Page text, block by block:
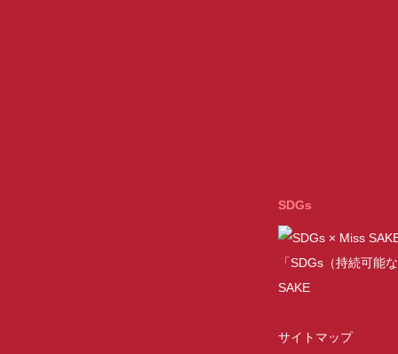
SDGs
「SDGs（持続可能
SAKE
サイトマップ